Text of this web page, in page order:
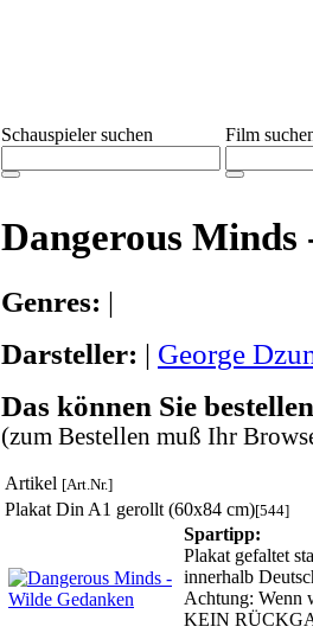
Schauspieler suchen Film
Dangerous Minds
Genres: |
Darsteller: | George
Das können Sie
(zum Bestellen muß Ihr
Artikel [Art.Nr.]
Plakat Din A1 gerollt (60x84 cm)[544]
Spartipp:
Plakat gefaltet
innerhalb
Achtung: Wenn
KEIN